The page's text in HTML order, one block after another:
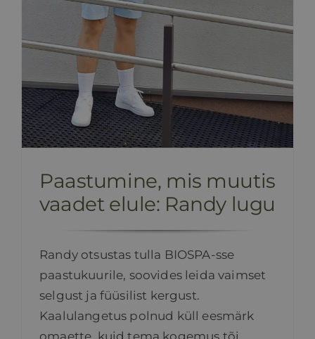
Paastumine, mis muutis
vaadet elule: Randy lugu
Randy otsustas tulla BIOSPA-sse
paastukuurile, soovides leida vaimset
selgust ja füüsilist kergust.
Kaalulangetus polnud küll eesmärk
omaette, kuid tema kogemus tõi